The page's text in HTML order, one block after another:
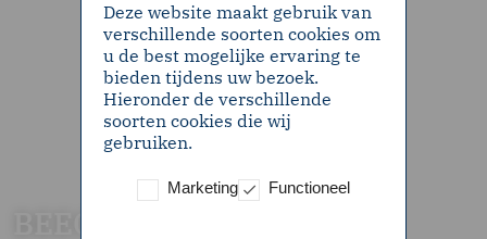
Deze website maakt gebruik van
verschillende soorten cookies om
u de best mogelijke ervaring te
bieden tijdens uw bezoek.
Hieronder de verschillende
soorten cookies die wij
gebruiken.
Marketing Functioneel